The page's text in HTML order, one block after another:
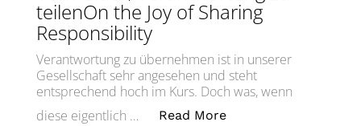
teilenOn the Joy of Sharing
Responsibility
Verantwortung zu übernehmen ist in unserer
Gesellschaft sehr angesehen und steht
entsprechend hoch im Kurs. Doch was, wenn
diese eigentlich …
Read More„Vom Glück,